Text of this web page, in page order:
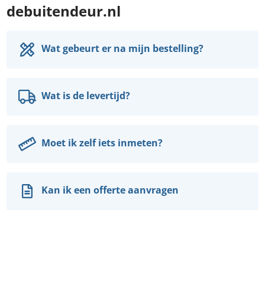
debuitendeur.nl
Wat gebeurt er na mijn bestelling?
Wat is de levertijd?
Moet ik zelf iets inmeten?
Kan ik een offerte aanvragen